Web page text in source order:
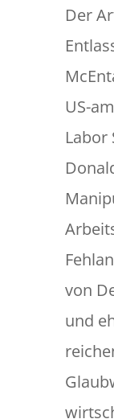
Der
US-
Labor
von
und